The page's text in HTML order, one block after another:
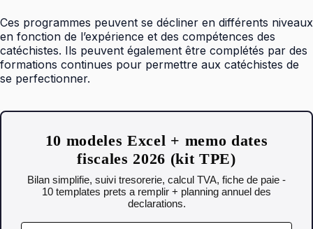
Ces programmes peuvent se décliner en différents niveaux
en fonction de l’expérience et des compétences des
catéchistes. Ils peuvent également être complétés par des
formations continues pour permettre aux catéchistes de
se perfectionner.
10 modeles Excel + memo dates
fiscales 2026 (kit TPE)
Bilan simplifie, suivi tresorerie, calcul TVA, fiche de paie -
10 templates prets a remplir + planning annuel des
declarations.